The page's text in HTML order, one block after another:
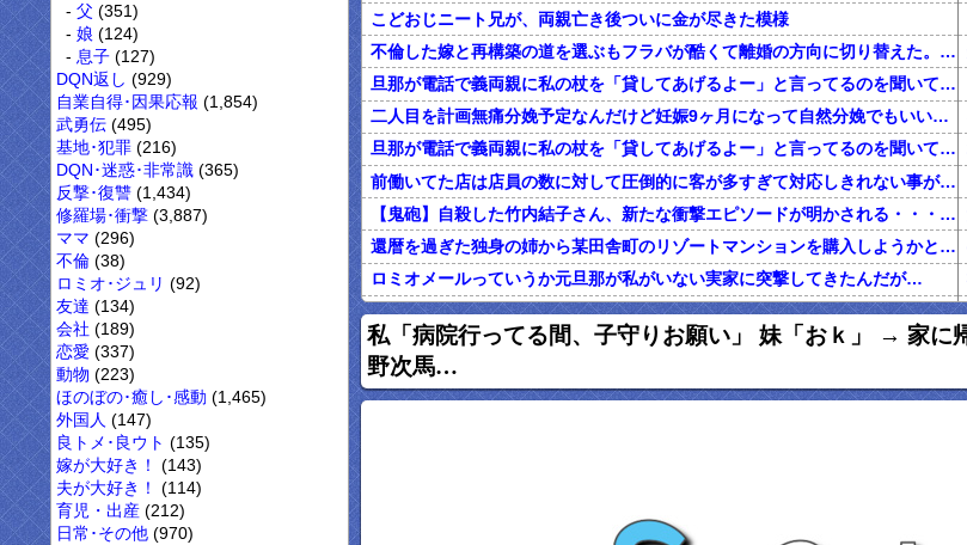
父 (351)
娘 (124)
息子(127)
DQN返し (929)
自業自得･因果応報 (1,854)
武勇伝 (495)
基地･犯罪 (216)
DQN･迷惑･非常識 (365)
反撃･復讐 (1,434)
修羅場･衝撃 (3,887)
ママ (296)
不倫 (38)
ロミオ･ジュリ (92)
友達 (134)
会社 (189)
恋愛 (337)
動物 (223)
ほのぼの･癒し･感動 (1,465)
外国人 (147)
良トメ･良ウト (135)
嫁が大好き！
(143)
夫が大好き！
(114)
育児・出産 (212)
日常･その他 (970)
こどおじニート兄が、両親亡き後ついに金が尽きた模様
不倫した嫁と再構築の道を選ぶもフラバが酷くて離婚の方向に切り替えた。しかし親まで召喚して抵抗する嫁を見てるうちに「俺もすればいいじゃん」という結...
旦那が電話で義両親に私の杖を「貸してあげるよー」と言ってるのを聞いてしまった
二人目を計画無痛分娩予定なんだけど妊娠9ヶ月になって自然分娩でもいいかなって思うようになってきた
旦那が電話で義両親に私の杖を「貸してあげるよー」と言ってるのを聞いてしまった
前働いてた店は店員の数に対して圧倒的に客が多すぎて対応しきれない事がしょっちゅうあった
【鬼砲】自殺した竹内結子さん、新たな衝撃エピソードが明かされる・・・これは・・・
還暦を過ぎた独身の姉から某田舎町のリゾートマンションを購入しようかと思うと相談された
ロミオメールっていうか元旦那が私がいない実家に突撃してきたんだが…
オレがカウンセリングに行くきっかけになった女の話
俺「養育費で野球観戦なんていい身分だな」元嫁「普通に生活してたら野球くらい行けます。いちいち連絡して来ないで」俺「ふざけんな！」→結果…
私「病院行ってる間、子守りお願い」 妹「おｋ」 → 家に
野次馬…